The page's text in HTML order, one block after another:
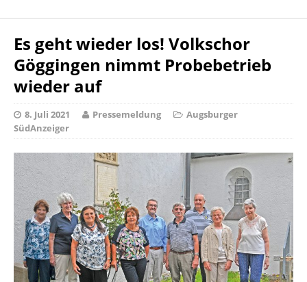
Es geht wieder los! Volkschor
Göggingen nimmt Probebetrieb
wieder auf
8. Juli 2021 Pressemeldung
Augsburger
SüdAnzeiger